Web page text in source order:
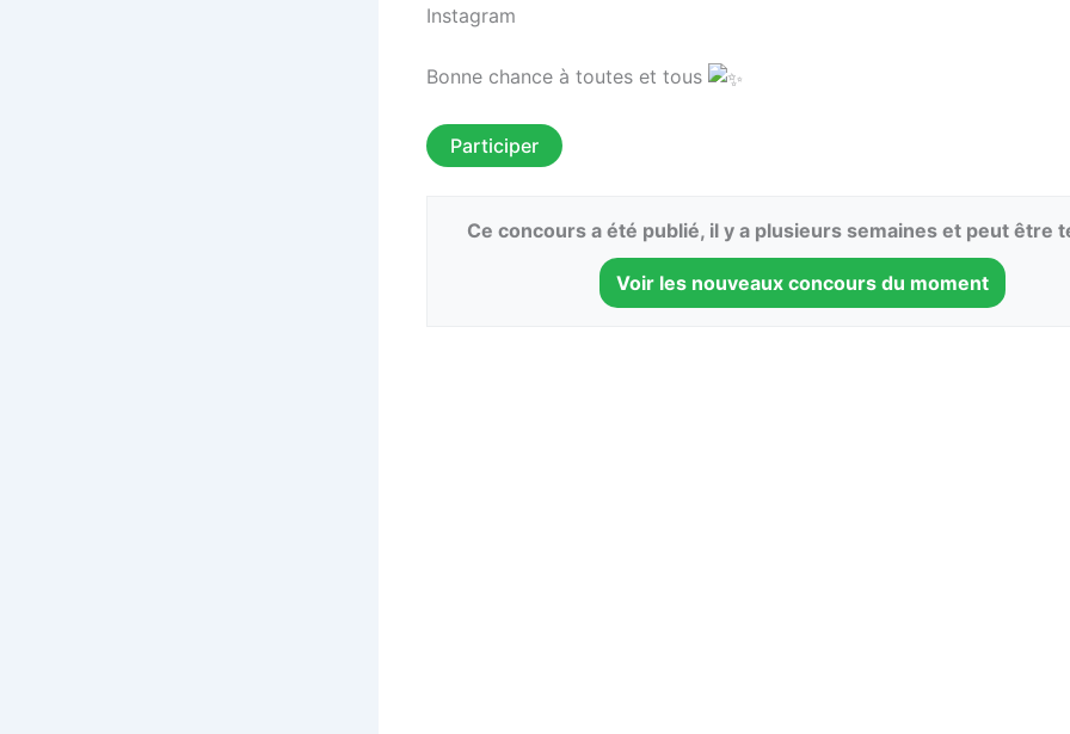
Instagram
Bonne chance à toutes et tous
Participer
Ce concours a été publié, il y a plusieurs semaines et peut être
Voir les nouveaux concours du moment